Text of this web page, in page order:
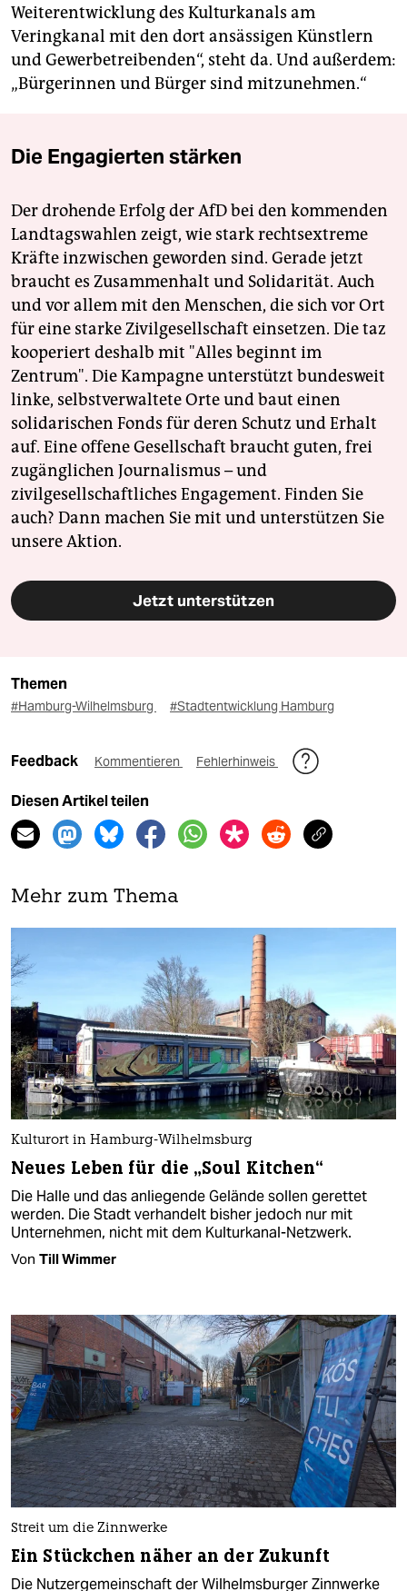
Weiterentwicklung des Kulturkanals am
Veringkanal mit den dort ansässigen Künstlern
und Gewerbetreibenden“, steht da. Und außerdem:
„Bürgerinnen und Bürger sind mitzunehmen.“
Die Engagierten stärken
Der drohende Erfolg der AfD bei den kommenden
Landtagswahlen zeigt, wie stark rechtsextreme
Kräfte inzwischen geworden sind. Gerade jetzt
braucht es Zusammenhalt und Solidarität. Auch
und vor allem mit den Menschen, die sich vor Ort
für eine starke Zivilgesellschaft einsetzen. Die taz
kooperiert deshalb mit "Alles beginnt im
Zentrum". Die Kampagne unterstützt bundesweit
linke, selbstverwaltete Orte und baut einen
solidarischen Fonds für deren Schutz und Erhalt
auf. Eine offene Gesellschaft braucht guten, frei
zugänglichen Journalismus – und
zivilgesellschaftliches Engagement. Finden Sie
auch? Dann machen Sie mit und unterstützen Sie
unsere Aktion.
Jetzt unterstützen
Themen
#Hamburg-Wilhelmsburg #Stadtentwicklung Hamburg
Feedback Kommentieren Fehlerhinweis
Diesen Artikel teilen
Mehr zum Thema
Kulturort in Hamburg-Wilhelmsburg
Neues Leben für die „Soul Kitchen“
Die Halle und das anliegende Gelände sollen gerettet
werden. Die Stadt verhandelt bisher jedoch nur mit
Unternehmen, nicht mit dem Kulturkanal-Netzwerk.
Von Till Wimmer
Streit um die Zinnwerke
Ein Stückchen näher an der Zukunft
Die Nutzergemeinschaft der Wilhelmsburger Zinnwerke